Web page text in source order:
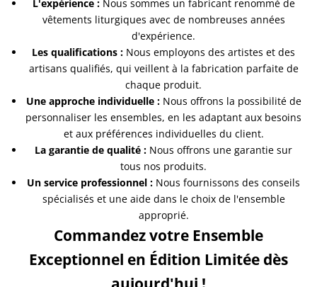
L'expérience :Nous sommes un fabricant renommé de
vêtements liturgiques avec de nombreuses années
d'expérience.
Les qualifications : Nous employons des artistes et des
artisans qualifiés, qui veillent à la fabrication parfaite de
chaque produit.
Une approche individuelle :Nous offrons la possibilité de
personnaliser les ensembles, en les adaptant aux besoins
et aux préférences individuelles du client.
La garantie de qualité : Nous offrons une garantie sur
tous nos produits.
Un service professionnel : Nous fournissons des conseils
spécialisés et une aide dans le choix de l'ensemble
approprié.
Commandez votre Ensemble
Exceptionnel en Édition Limitée dès